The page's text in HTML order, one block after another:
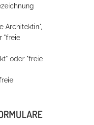
Standort für Events
Architektin",
"freie
oder "freie